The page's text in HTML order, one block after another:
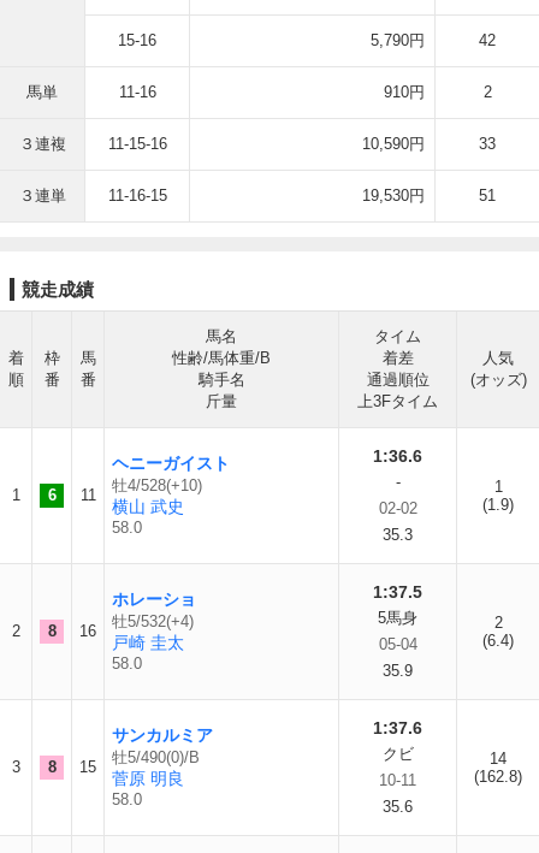
15-16 5,790円 42
馬単 11-16 910円 2
３連複 11-15-16 10,590円 33
３連単 11-16-15 19,530円 51
競走成績
着
順
枠
番
馬
番
馬名
性齢/馬体重/B
騎手名
斤量
タイム
着差
通過順位
上3Fタイム
人気
(オッズ)
1 6 11
ヘニーガイスト
牡4/528(+10)
横山 武史
58.0
1:36.6
-
02-02
35.3
1
(1.9)
2 8 16
ホレーショ
牡5/532(+4)
戸崎 圭太
58.0
1:37.5
5馬身
05-04
35.9
2
(6.4)
3 8 15
サンカルミア
牡5/490(0)/B
菅原 明良
58.0
1:37.6
クビ
10-11
35.6
14
(162.8)